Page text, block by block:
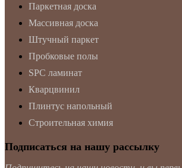
Паркетная доска
Массивная доска
Штучный паркет
Пробковые полы
SPC ламинат
Кварцвинил
Плинтус напольный
Строительная химия
Подписаться на нашу рассылку